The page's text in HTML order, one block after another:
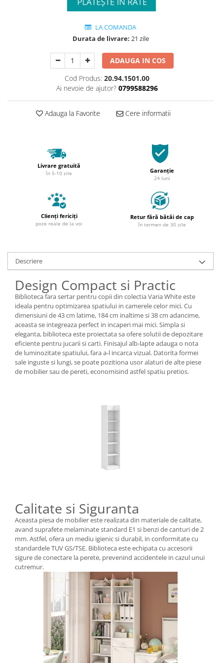
LA COMANDA
Durata de livrare: 21 zile
ADAUGA IN COS
Cod Produs: 20.94.1501.00
Ai nevoie de ajutor? 0799588296
Adauga la Favorite Cere informatii
Livrare gratuită
în 5-10 zile Garanție
24 luni
Clienți fericiți
poze reale de la voi
Retur fără bătăi de cap
în termen de 30 zile
Descriere
Design Compact si Practic
Biblioteca fara sertar pentru copii din colectia Varia White este
ideala pentru optimizarea spatiului in camerele celor mici. Cu
dimensiuni de 43 cm latime, 184 cm inaltime si 38 cm adancime,
aceasta se integreaza perfect in incaperi mai mici. Simpla si
eleganta, biblioteca este proiectata sa ofere solutii de depozitare
eficiente pentru jucarii si carti. Finisajul alb-lapte adauga o nota
de luminozitate spatiului, fara a-l incarca vizual. Datorita formei
sale inguste si lungi, se poate pozitiona usor alaturi de alte piese
de mobilier sau de pereti, economisind astfel spatiu pretios.
Calitate si Siguranta
Aceasta piesa de mobilier este realizata din materiale de calitate,
avand suprafete melaminate standard E1 si benzi de canturi de 2
mm. Astfel, ofera un mediu igienic si durabil, in conformitate cu
standardele TUV GS/TSE. Biblioteca este echipata cu accesorii
sigure de conectare la perete, prevenind accidentele in cazul unui
cutremur.